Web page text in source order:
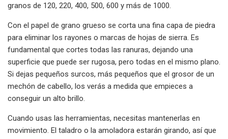
granos de 120, 220, 400, 500, 600 y más de 1000.
Con el papel de grano grueso se corta una fina capa de piedra
para eliminar los rayones o marcas de hojas de sierra. Es
fundamental que cortes todas las ranuras, dejando una
superficie que puede ser rugosa, pero todas en el mismo plano.
Si dejas pequeños surcos, más pequeños que el grosor de un
mechón de cabello, los verás a medida que empieces a
conseguir un alto brillo.
Cuando usas las herramientas, necesitas mantenerlas en
movimiento. El taladro o la amoladora estarán girando, así que